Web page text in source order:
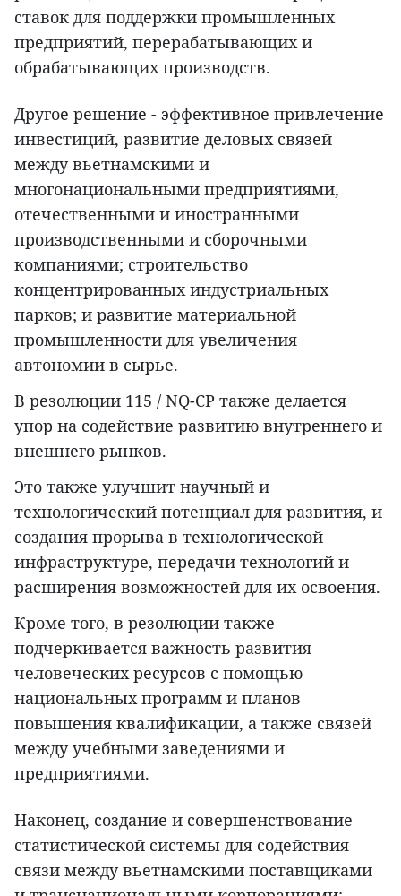
ставок для поддержки промышленных
предприятий, перерабатывающих и
обрабатывающих производств.
Другое решение - эффективное привлечение
инвестиций, развитие деловых связей
между вьетнамскими и
многонациональными предприятиями,
отечественными и иностранными
производственными и сборочными
компаниями; строительство
концентрированных индустриальных
парков; и развитие материальной
промышленности для увеличения
автономии в сырье.
В резолюции 115 / NQ-CP также делается
упор на содействие развитию внутреннего и
внешнего рынков.
Это также улучшит научный и
технологический потенциал для развития, и
создания прорыва в технологической
инфраструктуре, передачи технологий и
расширения возможностей для их освоения.
Кроме того, в резолюции также
подчеркивается важность развития
человеческих ресурсов с помощью
национальных программ и планов
повышения квалификации, а также связей
между учебными заведениями и
предприятиями.
Наконец, создание и совершенствование
статистической системы для содействия
связи между вьетнамскими поставщиками